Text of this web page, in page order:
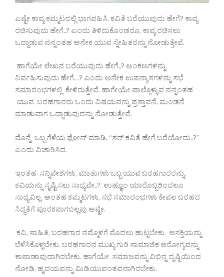
ಎಷ್ಟೇ ಕಾವ್ಯ ಕಮ್ಮಟದಲ್ಲಿ ಭಾಗವಹಿಸಿ, ಕವಿತೆ ಬರೆಯುವುದು ಹೇಗೆ? ಕಾವ್ಯ
ರಚಿಸುವುದು ಹೇಗೆ..? ಎಂದು ತಿಳಿದುಕೊಂಡರೂ, ಕಾವ್ಯ ರಚಿಸಲು
ಒದ್ದಾಡುವ ನನ್ನಂತಹ ಅನೇಕ ಯುವ ಸ್ನೇಹಿತರನ್ನು ನೋಡುತ್ತೇವೆ.
ಹಾಗೆಯೇ ಲೇಖನ ಬರೆಯುವುದು ಹೇಗೆ..? ಅಂಕಣಗಳನ್ನು
ನಿರ್ವಹಿಸುವುದು ಹೇಗೆ…? ಎಂದು ಅನೇಕ ಉಪನ್ಯಾಸಗಳನ್ನು ಸಭೆ
ಸಮಾರಂಭಗಳಲ್ಲಿ ಕೇಳಿರುತ್ತೇವೆ. ಹಾಗೇಯೇ ಪಾಲ್ಗೊಳ್ಳುವ ನನ್ನಂತಹ
ಯುವ ಬರಹಗಾರರು ಒಂದು ವಿಷಯವನ್ನು ಪ್ರಸ್ತಾವನೆ, ಮಂಡನೆ
ಮಾಡುವಾಗ ಒದ್ದಾಡುವುದನ್ನು ನೋಡುತ್ತೇವೆ.
ಮೊನ್ನೆ ಒಬ್ಬ ಗೆಳೆಯ ಫೋನ್ ಮಾಡಿ, “ಸರ್ ಕವಿತೆ ಹೇಗೆ ಬರೆಯೋದು..?”
ಎಂದು ವಿಚಾರಿಸಿದ.
ಇಂತಹ ಸನ್ನಿವೇಶಗಳು, ಮಾತುಗಳು ಒಬ್ಬ ಯುವ ಬರಹಗಾರರನ್ನು,
ಕವಿಯನ್ನು ಸೃಷ್ಟಿಸಲು ಸಾಧ್ಯವೇ..? ಉಹ್ಞೂಂ ಯಾರೊಬ್ಬರಿಂದಲೂ
ಸಾಧ್ಯವಿಲ್ಲ. ಅಂತಹ ಕಮ್ಮಟಗಳು, ಸಭೆ ಸಮಾರಂಭಗಳು ಕೇವಲ ಬರಹದ
ಸಿದ್ಧತೆಗೆ ಪೂರಕವಾಗಬಲ್ಲವು ಅಷ್ಟೇ.
ಕವಿ, ಸಾಹಿತಿ, ಬರಹಗಾರ ನಮ್ಮೊಳಗೆ ಮೊದಲು ಹುಟ್ಟಬೇಕು. ಆಸಕ್ತಿಯನ್ನು
ಬೆಳೆಸಿಕೊಳ್ಳಬೇಕು. ಬರಹಗಾರನ ಮುಖ್ಯ ಗುರಿ ಸಾಮಾಜಿಕ ಆರೋಗ್ಯವನ್ನು
ಕಾಪಾಡಾವುದಾಗಿರಬೇಕು. ಹಾಗೆಯೇ ಸಮಾಜವನ್ನು ವಿಭಿನ್ನ ದೃಷ್ಟಿಯಿಂದ
ನೋಡಿ, ಹೃದಯವನ್ನು ಮಿಡಿಯುವಂತವನಾಗಿರಬೇಕು.